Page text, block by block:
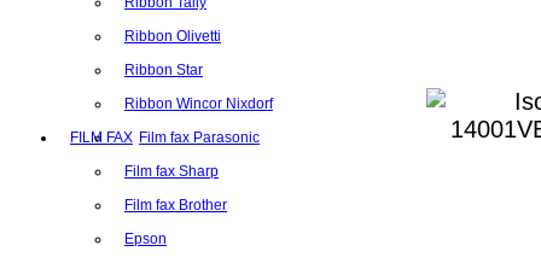
Ribbon Olivetti
Ribbon Star
Ribbon Wincor Nixdorf
FILM FAX Film fax Parasonic
Film fax Sharp
Film fax Brother
Epson